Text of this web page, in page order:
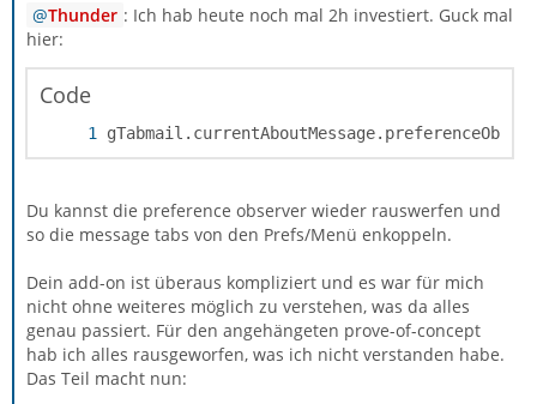
Thunder : Ich hab heute noch mal 2h investiert. Guck mal
hier:
Code
Du kannst die preference observer wieder rauswerfen und
so die message tabs von den Prefs/Menü enkoppeln.
Dein add-on ist überaus kompliziert und es war für mich
nicht ohne weiteres möglich zu verstehen, was da alles
genau passiert. Für den angehängeten prove-of-concept
hab ich alles rausgeworfen, was ich nicht verstanden habe.
Das Teil macht nun: